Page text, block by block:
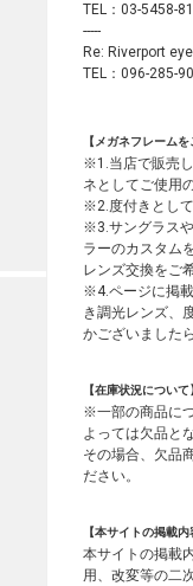
TEL：03-5458-
-----
Re: Riverport
TEL：096-285-
【メガネフレームを
※1.当店で販売
ネとしてご使用
※2.度付きとし
※3.サングラス
ラーのカスタム
レンズ交換をご
※4.ページに掲
き調光レンズ、
かございました
【在庫状況について
※一部の商品に
よっては欠品と
その場合、欠品
ださい。
【本サイトの掲載
本サイトの掲載
用、改変等の二